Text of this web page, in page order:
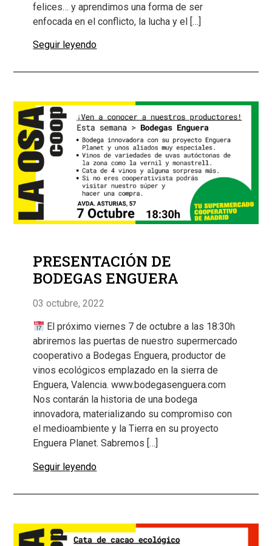
felices… y aprendimos una forma de ser
enfocada en el conflicto, la lucha y el […]
Seguir leyendo
PRESENTACIÓN DE
BODEGAS ENGUERA
03 octubre, 2022
El próximo viernes 7 de octubre a las 18:30h
abriremos las puertas de nuestro supermercado
cooperativo a Bodegas Enguera, productor de
vinos ecológicos emplazado en la sierra de
Enguera, Valencia. www.bodegasenguera.com
Nos contarán la historia de una bodega
innovadora, materializando su compromiso con
el medioambiente y la Tierra en su proyecto
Enguera Planet. Sabremos […]
Seguir leyendo